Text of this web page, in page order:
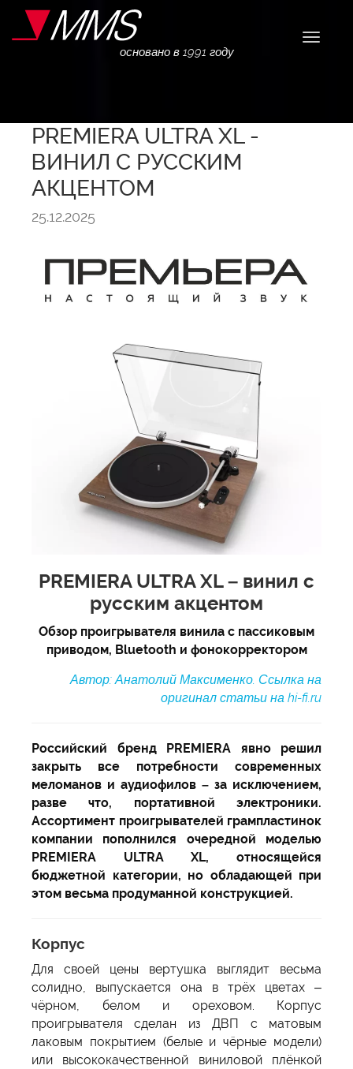
основано в 1991 году
PREMIERA ULTRA XL -
ВИНИЛ С РУССКИМ
АКЦЕНТОМ
25.12.2025
PREMIERA ULTRA XL – винил с
русским акцентом
Обзор проигрывателя винила с пассиковым
приводом, Bluetooth и фонокорректором
Автор: Анатолий Максименко. Ссылка на
оригинал статьи на hi-fi.ru
Российский бренд PREMIERA явно решил
закрыть все потребности современных
меломанов и аудиофилов – за исключением,
разве что, портативной электроники.
Ассортимент проигрывателей грампластинок
компании пополнился очередной моделью
PREMIERA ULTRA XL, относящейся
бюджетной категории, но обладающей при
этом весьма продуманной конструкцией.
Корпус
Для своей цены вертушка выглядит весьма
солидно, выпускается она в трёх цветах –
чёрном, белом и ореховом. Корпус
проигрывателя сделан из ДВП с матовым
лаковым покрытием (белые и чёрные модели)
или высококачественной виниловой плёнкой